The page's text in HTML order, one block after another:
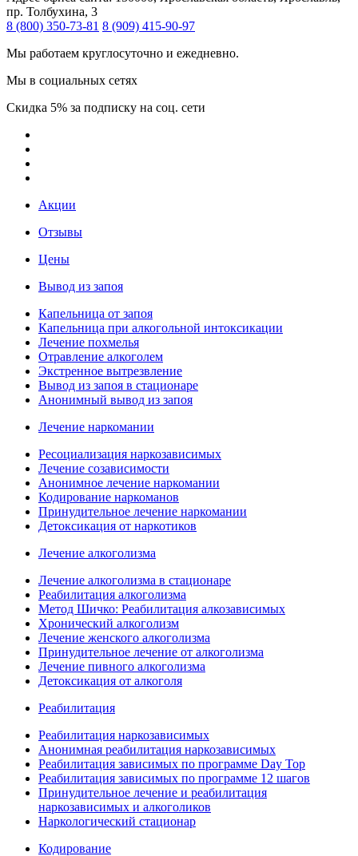
пр. Толбухина, 3
8 (800) 350-73-81 8 (909) 415-90-97
Мы работаем круглосуточно и ежедневно.
Мы в социальных сетях
Скидка 5% за подписку на соц. сети
Акции
Отзывы
Цены
Вывод из запоя
Капельница от запоя
Капельница при алкогольной интоксикации
Лечение похмелья
Отравление алкоголем
Экстренное вытрезвление
Вывод из запоя в стационаре
Анонимный вывод из запоя
Лечение наркомании
Ресоциализация наркозависимых
Лечение созависимости
Анонимное лечение наркомании
Кодирование наркоманов
Принудительное лечение наркомании
Детоксикация от наркотиков
Лечение алкоголизма
Лечение алкоголизма в стационаре
Реабилитация алкоголизма
Метод Шичко: Реабилитация алкозависимых
Хронический алкоголизм
Лечение женского алкоголизма
Принудительное лечение от алкоголизма
Лечение пивного алкоголизма
Детоксикация от алкоголя
Реабилитация
Реабилитация наркозависимых
Анонимная реабилитация наркозависимых
Реабилитация зависимых по программе Day Top
Реабилитация зависимых по программе 12 шагов
Принудительное лечение и реабилитация
наркозависимых и алкоголиков
Наркологический стационар
Кодирование